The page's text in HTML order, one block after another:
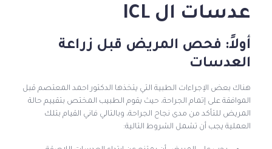
عدسات ال ICL
أولاً: فحص المريض قبل زراعة
العدسات
هناك بعض الإجراءات الطبية التي يتخذها الدكتور احمد المعتصم قبل
الموافقة على إتمام الجراحة، حيث يقوم الطبيب المختص بتقييم حالة
المريض للتأكد من مدى نجاح الجراحة، وبالتالي فاني القيام بتلك
العملية يجب أن تشمل الشروط التالية: